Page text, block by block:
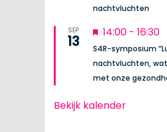
nachtvluchten
SEP
13
U
i
t
g
e
i
14:00 - 16:30
S4R-symposium
nachtvluchten,
met onze
Bekijk kalender